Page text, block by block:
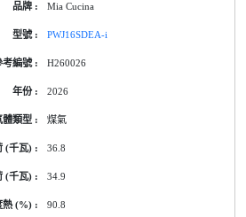
Mia Cucina
PWJ16SDEA-i
H260026
2026
煤氣
36.8
34.9
90.8